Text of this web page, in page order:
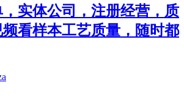
实体公司，注册经营，质
看样本工艺质量，随时都